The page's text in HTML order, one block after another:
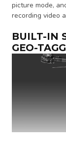
picture mode,
recording video
BUILT-IN
GEO-